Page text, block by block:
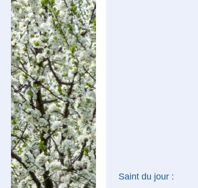
Saint du jour :